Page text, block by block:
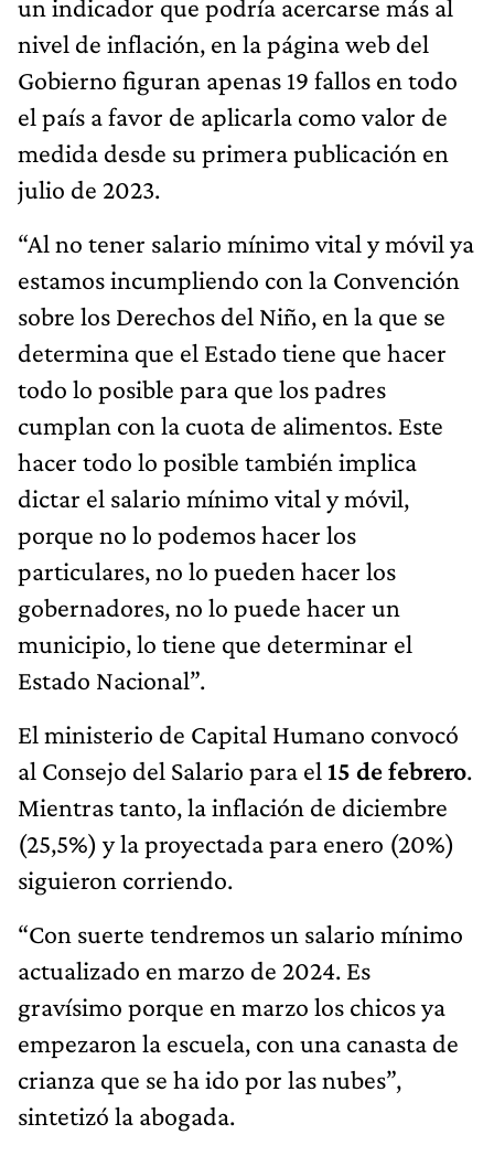
un indicador que podría acercarse más al
nivel de inflación, en la página web del
Gobierno figuran apenas 19 fallos en todo
el país a favor de aplicarla como valor de
medida desde su primera publicación en
julio de 2023.
“Al no tener salario mínimo vital y móvil ya
estamos incumpliendo con la Convención
sobre los Derechos del Niño, en la que se
determina que el Estado tiene que hacer
todo lo posible para que los padres
cumplan con la cuota de alimentos. Este
hacer todo lo posible también implica
dictar el salario mínimo vital y móvil,
porque no lo podemos hacer los
particulares, no lo pueden hacer los
gobernadores, no lo puede hacer un
municipio, lo tiene que determinar el
Estado Nacional”.
El ministerio de Capital Humano convocó
al Consejo del Salario para el 15 de febrero.
Mientras tanto, la inflación de diciembre
(25,5%) y la proyectada para enero (20%)
siguieron corriendo.
“Con suerte tendremos un salario mínimo
actualizado en marzo de 2024. Es
gravísimo porque en marzo los chicos ya
empezaron la escuela, con una canasta de
crianza que se ha ido por las nubes”,
sintetizó la abogada.